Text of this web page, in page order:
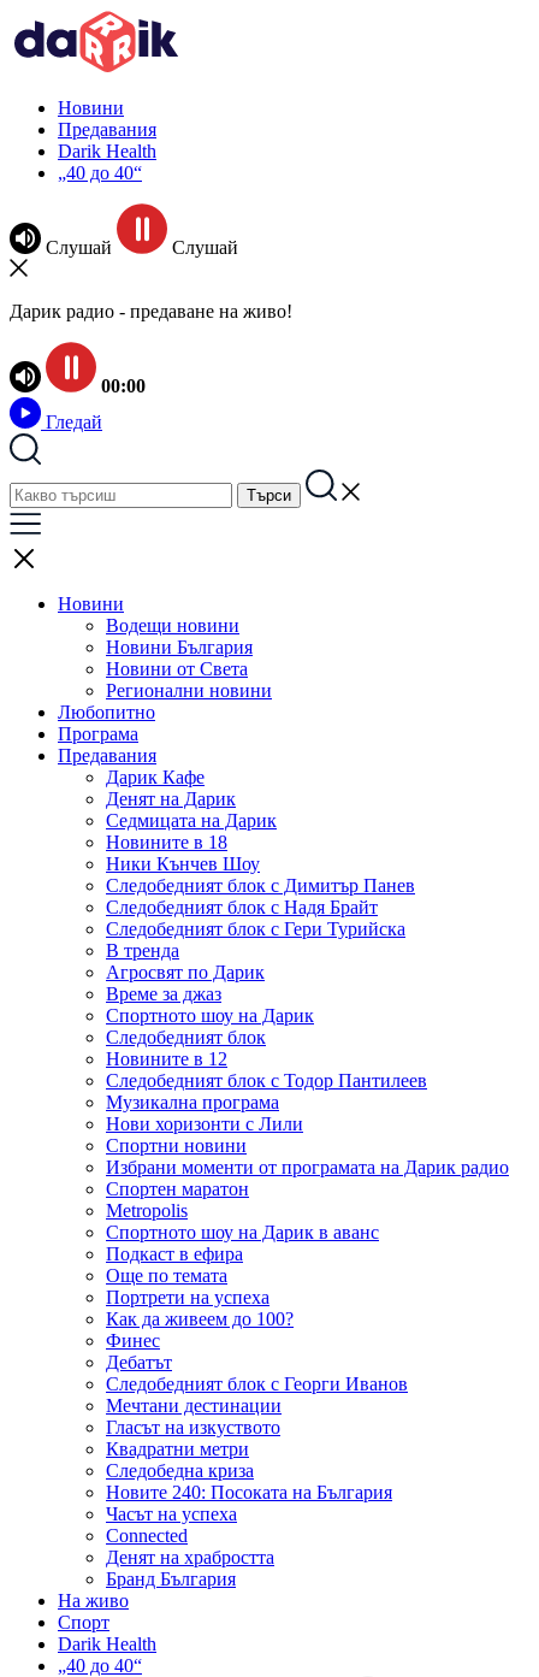
Новини
Предавания
Darik Health
„40 до 40“
Слушай Слушай
Дарик радио - предаване на живо!
00:00
Гледай
Новини
Водещи новини
Новини България
Новини от Света
Регионални новини
Любопитно
Програма
Предавания
Дарик Кафе
Денят на Дарик
Седмицата на Дарик
Новините в 18
Ники Кънчев Шоу
Следобедният блок с Димитър Панев
Следобедният блок с Надя Брайт
Следобедният блок с Гери Турийска
В тренда
Агросвят по Дарик
Време за джаз
Спортното шоу на Дарик
Следобедният блок
Новините в 12
Следобедният блок с Тодор Пантилеев
Музикална програма
Нови хоризонти с Лили
Спортни новини
Избрани моменти от програмата на Дарик радио
Спортен маратон
Metropolis
Спортното шоу на Дарик в аванс
Подкаст в ефира
Още по темата
Портрети на успеха
Как да живеем до 100?
Финес
Дебатът
Следобедният блок с Георги Иванов
Мечтани дестинации
Гласът на изкуството
Квадратни метри
Следобедна криза
Новите 240: Посоката на България
Часът на успеха
Connected
Денят на храбростта
Бранд България
На живо
Спорт
Darik Health
„40 до 40“